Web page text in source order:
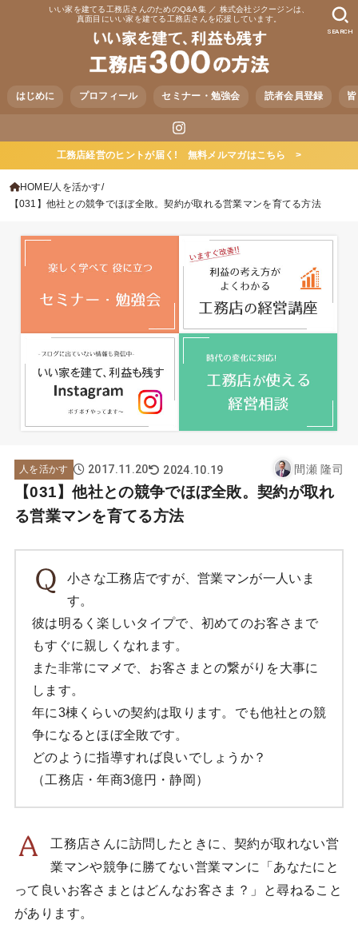
いい家を建てる工務店さんのためのQ&A集 ／ 株式会社ジクージンは、
真面目にいい家を建てる工務店さんを応援しています。
はじめに プロフィール セミナー・勉強会 読者会員登録
SEARCH
工務店経営のヒントが届く! 無料メルマガはこちら >
HOME 人を活かす
【031】他社との競争でほぼ全敗。契約が取れる営業マンを育てる方法
人を活かす 2017.11.20 2024.10.19 間瀬 隆司
【031】他社との競争でほぼ全敗。契約が取れ
る営業マンを育てる方法
小さな工務店ですが、営業マンが一人いま
す。
彼は明るく楽しいタイプで、初めてのお客さまで
もすぐに親しくなれます。
また非常にマメで、お客さまとの繋がりを大事に
します。
年に3棟くらいの契約は取ります。でも他社との競
争になるとほぼ全敗です。
どのように指導すれば良いでしょうか？
（工務店・年商3億円・静岡）
工務店さんに訪問したときに、契約が取れない営
業マンや競争に勝てない営業マンに「あなたにと
って良いお客さまとはどんなお客さま？」と尋ねること
があります。